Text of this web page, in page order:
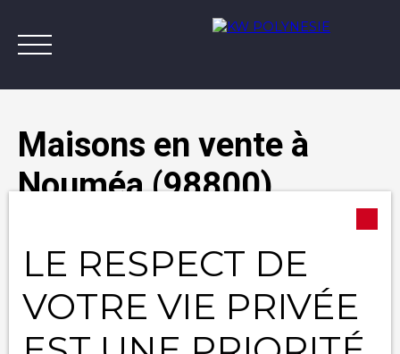
Maisons en vente à
Nouméa (98800)
Vente
Maison
Localisation
LE RESPECT DE
VOTRE VIE PRIVÉE